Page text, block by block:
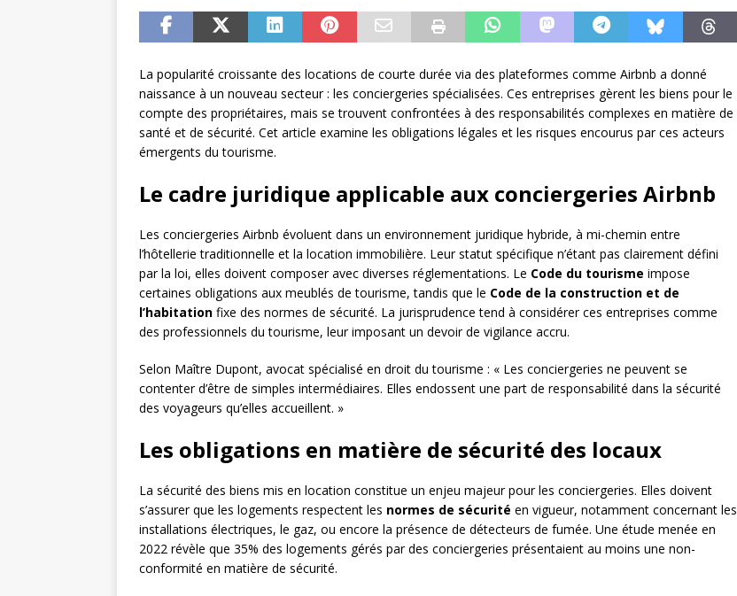
La popularité croissante des locations de courte durée via des plateformes comme Airbnb a donné
naissance à un nouveau secteur : les conciergeries spécialisées. Ces entreprises gèrent les biens pour le
compte des propriétaires, mais se trouvent confrontées à des responsabilités complexes en matière de
santé et de sécurité. Cet article examine les obligations légales et les risques encourus par ces acteurs
émergents du tourisme.
Le cadre juridique applicable aux conciergeries Airbnb
Les conciergeries Airbnb évoluent dans un environnement juridique hybride, à mi-chemin entre
l’hôtellerie traditionnelle et la location immobilière. Leur statut spécifique n’étant pas clairement défini
par la loi, elles doivent composer avec diverses réglementations. Le Code du tourisme impose
certaines obligations aux meublés de tourisme, tandis que le Code de la construction et de
l’habitation fixe des normes de sécurité. La jurisprudence tend à considérer ces entreprises comme
des professionnels du tourisme, leur imposant un devoir de vigilance accru.
Selon Maître Dupont, avocat spécialisé en droit du tourisme : « Les conciergeries ne peuvent se
contenter d’être de simples intermédiaires. Elles endossent une part de responsabilité dans la sécurité
des voyageurs qu’elles accueillent. »
Les obligations en matière de sécurité des locaux
La sécurité des biens mis en location constitue un enjeu majeur pour les conciergeries. Elles doivent
s’assurer que les logements respectent les normes de sécurité en vigueur, notamment concernant les
installations électriques, le gaz, ou encore la présence de détecteurs de fumée. Une étude menée en
2022 révèle que 35% des logements gérés par des conciergeries présentaient au moins une non-
conformité en matière de sécurité.